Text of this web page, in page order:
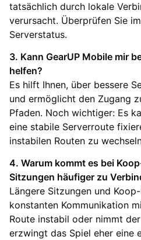
tatsächlich durch lokale
verursacht. Überprüfen Sie
Serverstatus.
3. Kann GearUP Mobile mir
helfen?
Es hilft Ihnen, über bessere
und ermöglicht den Zugang
Pfaden. Noch wichtiger: Es
eine stabile Serverroute
instabilen Routen zu
4. Warum kommt es bei
Sitzungen häufiger zu
Längere Sitzungen und
konstanten Kommunikation
Route instabil oder nimmt
erzwingt das Spiel eher eine